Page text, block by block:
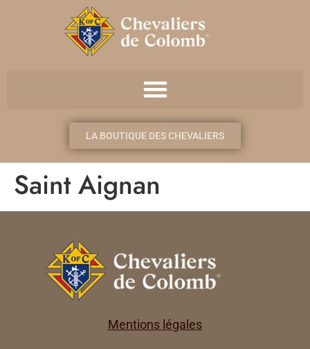
LA BOUTIQUE DES CHEVALIERS
Saint Aignan
Mentions légales